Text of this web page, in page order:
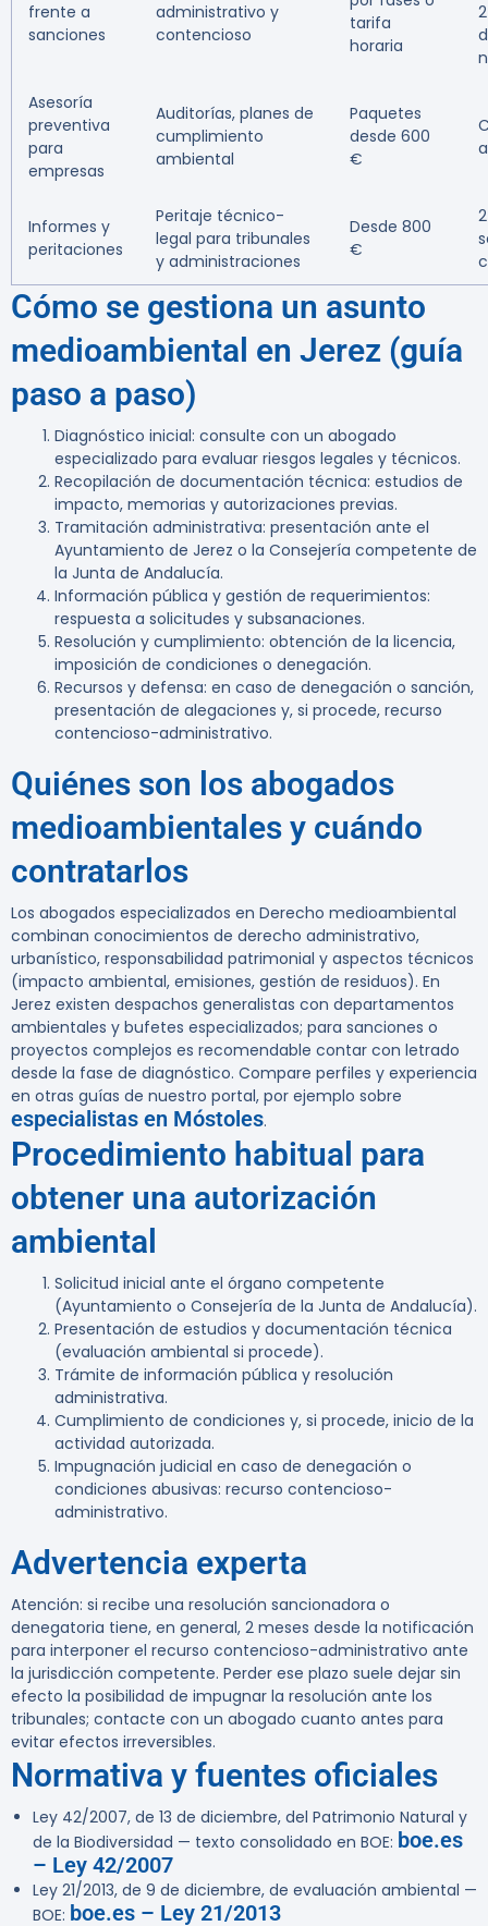
frente a
sanciones
administrativo y
contencioso
tarifa
horaria
Asesoría
preventiva
para
empresas
Auditorías, planes de
cumplimiento
ambiental
Paquetes
desde 600
€
Informes y
peritaciones
Peritaje técnico-
legal para tribunales
y administraciones
Desde 800
€
Cómo se gestiona un asunto
medioambiental en Jerez (guía
paso a paso)
Diagnóstico inicial: consulte con un abogado
especializado para evaluar riesgos legales y técnicos.
Recopilación de documentación técnica: estudios de
impacto, memorias y autorizaciones previas.
Tramitación administrativa: presentación ante el
Ayuntamiento de Jerez o la Consejería competente de
la Junta de Andalucía.
Información pública y gestión de requerimientos:
respuesta a solicitudes y subsanaciones.
Resolución y cumplimiento: obtención de la licencia,
imposición de condiciones o denegación.
Recursos y defensa: en caso de denegación o sanción,
presentación de alegaciones y, si procede, recurso
contencioso-administrativo.
Quiénes son los abogados
medioambientales y cuándo
contratarlos
Los abogados especializados en Derecho medioambiental
combinan conocimientos de derecho administrativo,
urbanístico, responsabilidad patrimonial y aspectos técnicos
(impacto ambiental, emisiones, gestión de residuos). En
Jerez existen despachos generalistas con departamentos
ambientales y bufetes especializados; para sanciones o
proyectos complejos es recomendable contar con letrado
desde la fase de diagnóstico. Compare perfiles y experiencia
en otras guías de nuestro portal, por ejemplo sobre
especialistas en Móstoles.
Procedimiento habitual para
obtener una autorización
ambiental
Solicitud inicial ante el órgano competente
(Ayuntamiento o Consejería de la Junta de Andalucía).
Presentación de estudios y documentación técnica
(evaluación ambiental si procede).
Trámite de información pública y resolución
administrativa.
Cumplimiento de condiciones y, si procede, inicio de la
actividad autorizada.
Impugnación judicial en caso de denegación o
condiciones abusivas: recurso contencioso-
administrativo.
Advertencia experta
Atención: si recibe una resolución sancionadora o
denegatoria tiene, en general, 2 meses desde la notificación
para interponer el recurso contencioso-administrativo ante
la jurisdicción competente. Perder ese plazo suele dejar sin
efecto la posibilidad de impugnar la resolución ante los
tribunales; contacte con un abogado cuanto antes para
evitar efectos irreversibles.
Normativa y fuentes oficiales
Ley 42/2007, de 13 de diciembre, del Patrimonio Natural y
de la Biodiversidad — texto consolidado en BOE: boe.es
– Ley 42/2007
Ley 21/2013, de 9 de diciembre, de evaluación ambiental —
BOE: boe.es – Ley 21/2013